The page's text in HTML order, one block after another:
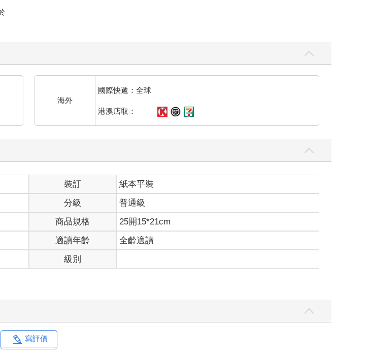
海外
國際快遞：全球
港澳店取：
裝訂
紙本平裝
分級
普通級
商品規格
25開15*21cm
適讀年齡
全齡適讀
級別
寫評價